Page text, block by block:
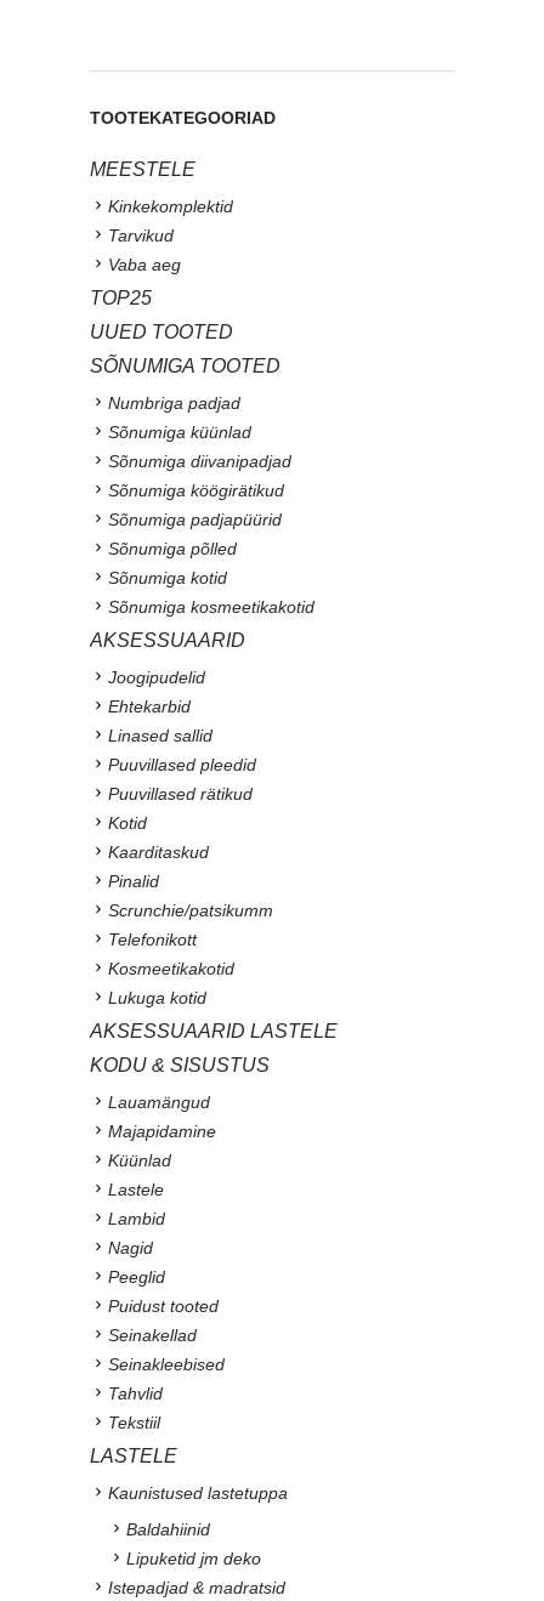
TOOTEKATEGOORIAD
MEESTELE
Kinkekomplektid
Tarvikud
Vaba aeg
TOP25
UUED TOOTED
SÕNUMIGA TOOTED
Numbriga padjad
Sõnumiga küünlad
Sõnumiga diivanipadjad
Sõnumiga köögirätikud
Sõnumiga padjapüürid
Sõnumiga põlled
Sõnumiga kotid
Sõnumiga kosmeetikakotid
AKSESSUAARID
Joogipudelid
Ehtekarbid
Linased sallid
Puuvillased pleedid
Puuvillased rätikud
Kotid
Kaarditaskud
Pinalid
Scrunchie/patsikumm
Telefonikott
Kosmeetikakotid
Lukuga kotid
AKSESSUAARID LASTELE
KODU & SISUSTUS
Lauamängud
Majapidamine
Küünlad
Lastele
Lambid
Nagid
Peeglid
Puidust tooted
Seinakellad
Seinakleebised
Tahvlid
Tekstiil
LASTELE
Kaunistused lastetuppa
Baldahiinid
Lipuketid jm deko
Istepadjad & madratsid